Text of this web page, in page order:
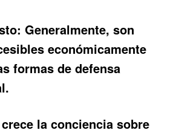
Generalmente, son
económicamente
formas de defensa
la conciencia sobre